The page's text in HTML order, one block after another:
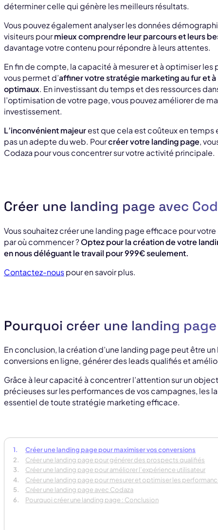
déterminer celle qui génère les meilleurs résultats.
Vous pouvez également analyser les données
visiteurs pourmieux comprendre leur parcours et leurs
davantage votre contenu pour répondre à leurs attentes.
En fin de compte, la capacité à mesurer et à optimiser
vous permet d’affiner votre stratégie marketing au fur et
optimaux. En investissant du temps et des ressources
l’optimisation de votre page, vous pouvez améliorer de
investissement.
L’inconvénient majeurest que cela est coûteux en temps
pas un adepte du web. Pourcréer votre landing page,
Codaza pour vous concentrer sur votre activité principale.
Créer une landing page avec
Vous souhaitez créer une landing page efficace pour
par où commencer ?Optez pour la création de votre
en nous déléguant le travail pour 999€ seulement.
Contactez-nouspour en savoir plus.
Pourquoi créer une landing
En conclusion, la création d’une landing page peut être
conversions en ligne, générer des leads qualifiés et
Grâce à leur capacité à concentrer l’attention sur un
précieuses sur les performances de vos campagnes, les
essentiel de toute stratégie marketing efficace.
Créer une landing page pour maximiser vos conversions
Créer une landing page pour générer des prospects qualifiés
Créer une landing page pour améliorer l’expérience utilisateur
Créer une landing page pour mesurer et optimiser les
Créer une landing page avec Codaza
Pourquoi créer une landing page : Conclusion